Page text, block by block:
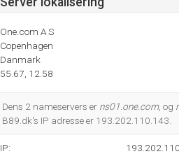
One.com A S
Copenhagen
Danmark
55.67, 12.58
Dens 2 nameservers er ns01.one.com, og
B89.dk's IP adresse er 193.202.110.143.
IP: